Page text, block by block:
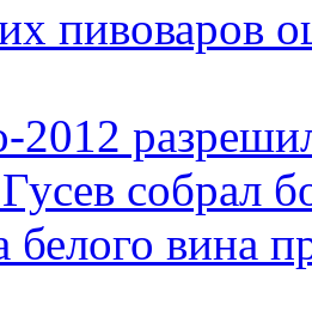
пивоваров
2012
собрал
белого вина